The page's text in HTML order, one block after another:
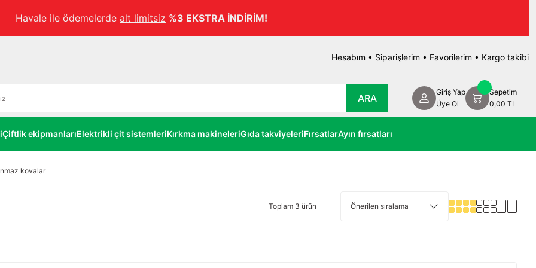
Havale ile ödemelerdealt limitsiz %3 EKSTRA İNDİRİM!
Hesabım • Siparişlerim • Favorilerim • Kargo takibi
ARA
Giriş Yap
Üye Ol
Sepetim
0,00 TL
Çiftlik ekipmanlarıElektrikli çit sistemleriKırkma makineleriGıda takviyeleriFırsatlarAyın fırsatları
kovalar
Toplam 3 ürün